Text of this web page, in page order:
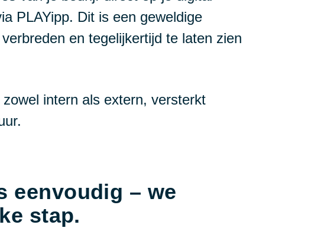
PLAYipp. Dit is een geweldige
en tegelijkertijd te laten zien
intern als extern, versterkt
eenvoudig – we
stap.